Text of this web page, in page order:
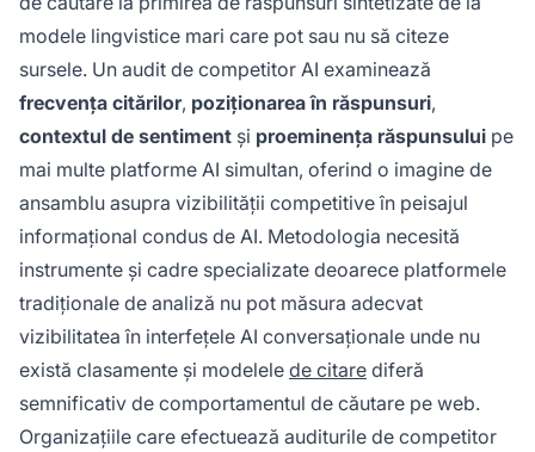
modele lingvistice mari care pot sau nu să citeze
sursele. Un audit de competitor AI examinează
frecvența citărilor, poziționarea în răspunsuri,
contextul de sentiment și proeminența răspunsului pe
mai multe platforme AI simultan, oferind o imagine de
ansamblu asupra vizibilității competitive în peisajul
informațional condus de AI. Metodologia necesită
instrumente și cadre specializate deoarece platformele
tradiționale de analiză nu pot măsura adecvat
vizibilitatea în interfețele AI conversaționale unde nu
există clasamente și modelele de citare diferă
semnificativ de comportamentul de căutare pe web.
Organizațiile care efectuează auditurile de competitor